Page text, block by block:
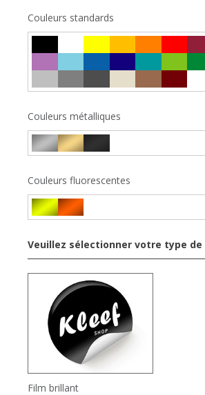
Couleurs standards
Couleurs métalliques
Couleurs fluorescentes
Veuillez sélectionner votre type
Film brillant